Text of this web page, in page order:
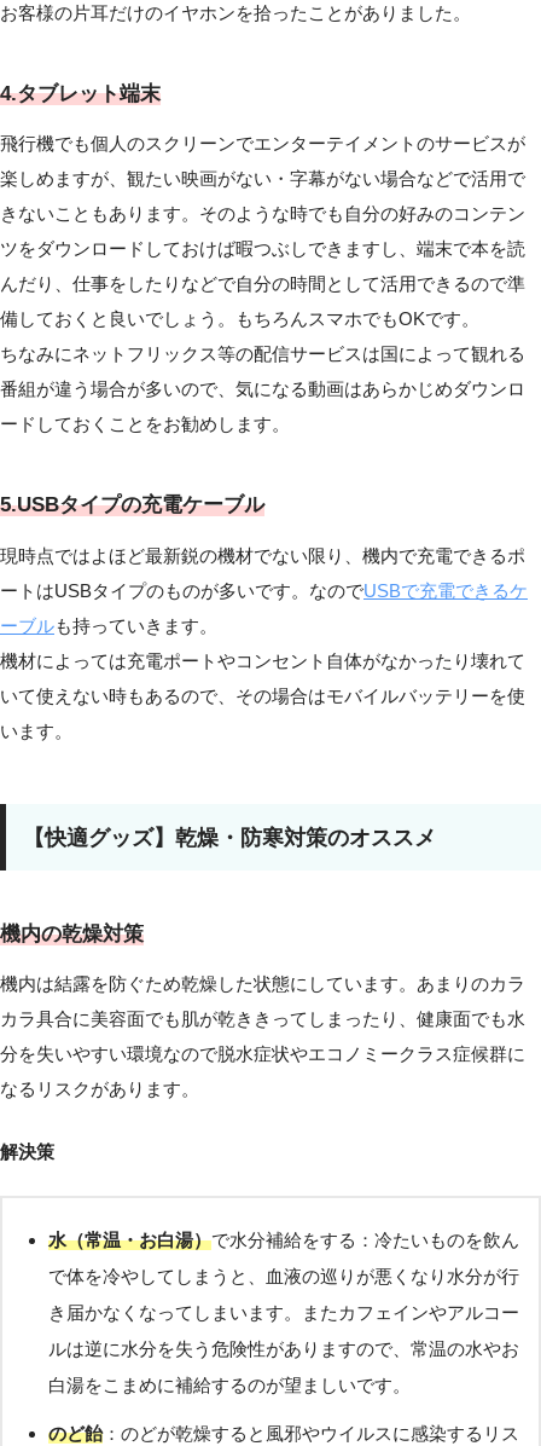
お客様の片耳だけのイヤホンを拾ったことがありました。
4.タブレット端末
飛行機でも個人のスクリーンでエンターテイメントのサービスが
楽しめますが、観たい映画がない・字幕がない場合などで活用で
きないこともあります。そのような時でも自分の好みのコンテン
ツをダウンロードしておけば暇つぶしできますし、端末で本を読
んだり、仕事をしたりなどで自分の時間として活用できるので準
備しておくと良いでしょう。もちろんスマホでもOKです。
ちなみにネットフリックス等の配信サービスは国によって観れる
番組が違う場合が多いので、気になる動画はあらかじめダウンロ
ードしておくことをお勧めします。
5.USBタイプの充電ケーブル
現時点ではよほど最新鋭の機材でない限り、機内で充電できるポ
ートはUSBタイプのものが多いです。なのでUSBで充電できるケ
ーブルも持っていきます。
機材によっては充電ポートやコンセント自体がなかったり壊れて
いて使えない時もあるので、その場合はモバイルバッテリーを使
います。
【快適グッズ】乾燥・防寒対策のオススメ
機内の乾燥対策
機内は結露を防ぐため乾燥した状態にしています。あまりのカラ
カラ具合に美容面でも肌が乾ききってしまったり、健康面でも水
分を失いやすい環境なので脱水症状やエコノミークラス症候群に
なるリスクがあります。
解決策
水（常温・お白湯）で水分補給をする：冷たいものを飲ん
で体を冷やしてしまうと、血液の巡りが悪くなり水分が行
き届かなくなってしまいます。またカフェインやアルコー
ルは逆に水分を失う危険性がありますので、常温の水やお
白湯をこまめに補給するのが望ましいです。
のど飴：のどが乾燥すると風邪やウイルスに感染するリス